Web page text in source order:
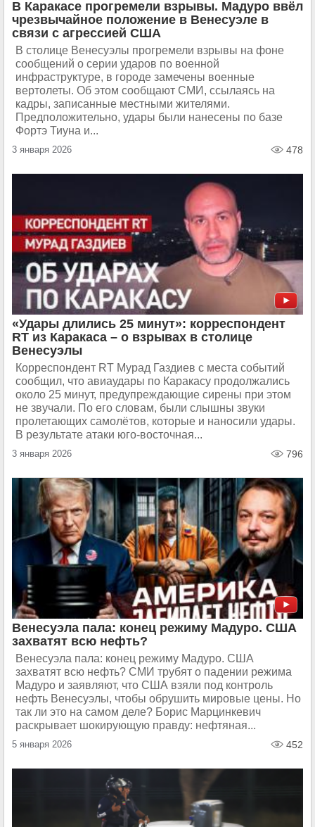
В Каракасе прогремели взрывы. Мадуро ввёл
чрезвычайное положение в Венесуэле в
связи с агрессией США
В столице Венесуэлы прогремели взрывы на фоне
сообщений о серии ударов по военной
инфраструктуре, в городе замечены военные
вертолеты. Об этом сообщают СМИ, ссылаясь на
кадры, записанные местными жителями.
Предположительно, удары были нанесены по базе
Фортэ Тиуна и...
3 января 2026 478
«Удары длились 25 минут»: корреспондент
RT из Каракаса – о взрывах в столице
Венесуэлы
Корреспондент RT Мурад Газдиев с места событий
сообщил, что авиаудары по Каракасу продолжались
около 25 минут, предупреждающие сирены при этом
не звучали. По его словам, были слышны звуки
пролетающих самолётов, которые и наносили удары.
В результате атаки юго-восточная...
3 января 2026 796
Венесуэла пала: конец режиму Мадуро. США
захватят всю нефть?
Венесуэла пала: конец режиму Мадуро. США
захватят всю нефть? СМИ трубят о падении режима
Мадуро и заявляют, что США взяли под контроль
нефть Венесуэлы, чтобы обрушить мировые цены. Но
так ли это на самом деле? Борис Марцинкевич
раскрывает шокирующую правду: нефтяная...
5 января 2026 452